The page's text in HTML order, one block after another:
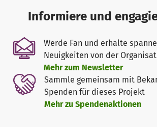
einem geschützten und dennoch
werden lassen, wo Schwerstkranke
leben können.
Ich bitte Sie daher, sich für das ASB-
Helfen auch Sie hier und jetzt mit einer
wichtig ist uns aber, Sie als Botschafter
können, damit noch viel mehr Menschen
spenden. Bitten Sie z.B. zu Ihrem
Informiere und
Werde Fan und erhalte
Neuigkeiten von der
Mehr zum Newsletter
Sammle gemeinsam mit
Spenden für dieses Projekt
Mehr zu Spendenaktionen